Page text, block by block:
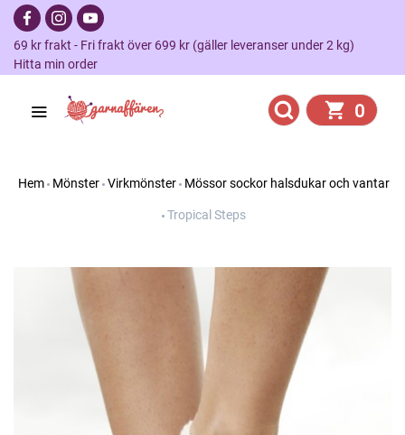
69 kr frakt - Fri frakt över 699 kr (gäller leveranser under 2 kg)
Hitta min order
0
Hem Mönster Virkmönster Mössor sockor halsdukar och vantar
Tropical Steps